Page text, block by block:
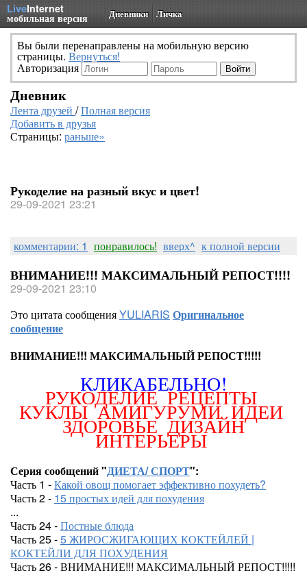
LiveInternet
мобильная версия Дневники Личка
Вы были перенаправлены на мобильную версию
страницы. Вернуться!
Авторизация
Дневник
Лента друзей /Полная версия
Добавить в друзья
Страницы: раньше»
Рукоделие на разный вкус и цвет!
29-09-2021 23:21
комментарии: 1 понравилось! вверх^ к полной версии
ВНИМАНИЕ!!! МАКСИМАЛЬНЫЙ РЕПОСТ!!!!
29-09-2021 23:10
Это цитата сообщенияYULIARIS Оригинальное
сообщение
ВНИМАНИЕ!!! МАКСИМАЛЬНЫЙ РЕПОСТ!!!!!
КЛИКАБЕЛЬНО!
РУКОДЕЛИЕРЕЦЕПТЫ
КУКЛЫАМИГУРУМИИДЕИ
ЗДОРОВЬЕ ДИЗАЙН
ИНТЕРЬЕРЫ
Серия сообщений "ДИЕТА/ СПОРТ":
Часть 1 -Какой овощ помогает эффективно похудеть?
Часть 2 - 15 простых идей для похудения
...
Часть 24 -Постные блюда
Часть 25 -5 ЖИРОСЖИГАЮЩИХ КОКТЕЙЛЕЙ |
КОКТЕЙЛИ ДЛЯ ПОХУДЕНИЯ
Часть 26 - ВНИМАНИЕ!!! МАКСИМАЛЬНЫЙ РЕПОСТ!!!!!